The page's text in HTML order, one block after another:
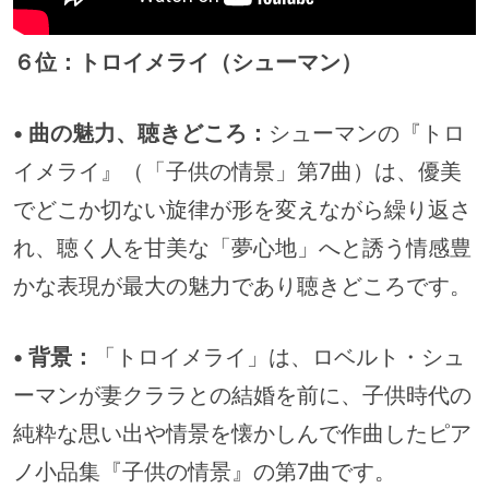
６位：トロイメライ（シューマン）
• 曲の魅力、聴きどころ： シューマンの『トロ
イメライ』（「子供の情景」第7曲）は、優美
でどこか切ない旋律が形を変えながら繰り返さ
れ、聴く人を甘美な「夢心地」へと誘う情感豊
かな表現が最大の魅力であり聴きどころです。
• 背景：
「トロイメライ」は、ロベルト・シュ
ーマンが妻クララとの結婚を前に、子供時代の
純粋な思い出や情景を懐かしんで作曲したピア
ノ小品集『子供の情景』の第7曲です。